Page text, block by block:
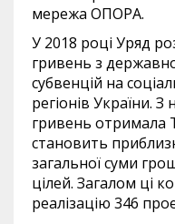
мережа ОПОРА.
У 2018 році Уряд
гривень з
субвенцій на
регіонів України.
гривень отримала
становить
загальної суми
цілей. Загалом ці
реалізацію 346